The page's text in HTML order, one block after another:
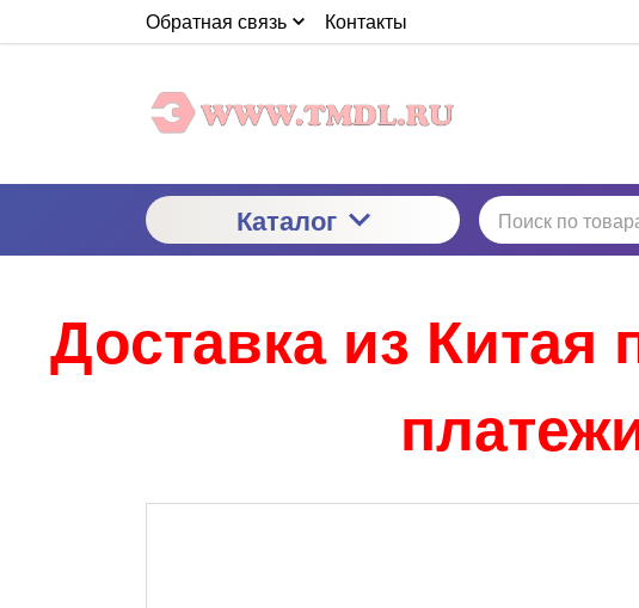
Обратная связь Контакты
Каталог
Доставка из